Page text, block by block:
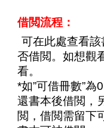
借閲流程：
*可在此處查看
否借閲。如想觀
看。
*如”可借冊數”
還書本後借閲，
閲，借閲需留下